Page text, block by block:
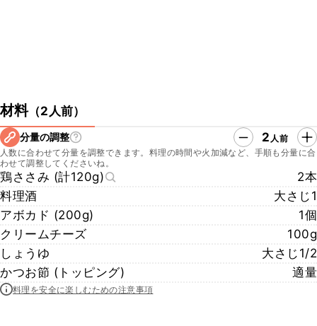
材料（2人前）
分量の調整 2 人前
人数に合わせて分量を調整できます。料理の時間や火加減など、手順も分量に合
わせて調整してくださいね。
鶏ささみ (計120g)
2本
料理酒
大さじ1
アボカド (200g)
1個
クリームチーズ
100g
しょうゆ
大さじ1/2
かつお節 (トッピング)
適量
料理を安全に楽しむための注意事項